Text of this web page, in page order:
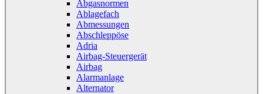
Abgasnormen
Ablagefach
Abmessungen
Abschleppöse
Adria
Airbag-Steuergerät
Airbag
Alarmanlage
Alternator